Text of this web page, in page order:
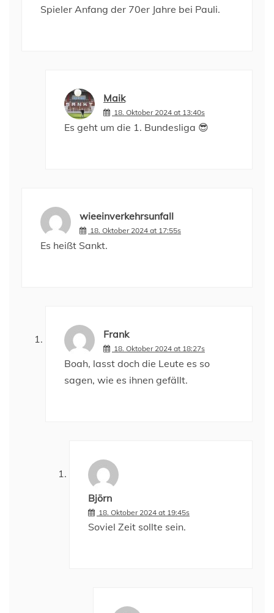
Spieler Anfang der 70er Jahre bei Pauli.
Maik
18. Oktober 2024 at 13:40s
Es geht um die 1. Bundesliga 😎
wieeinverkehrsunfall
18. Oktober 2024 at 17:55s
Es heißt Sankt.
Frank
18. Oktober 2024 at 18:27s
Boah, lasst doch die Leute es so
sagen, wie es ihnen gefällt.
Björn
18. Oktober 2024 at 19:45s
Soviel Zeit sollte sein.